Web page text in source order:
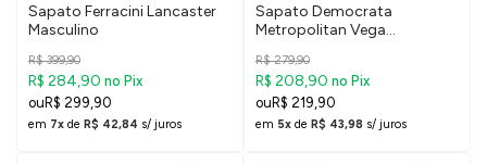
Sapato Ferracini Lancaster
Masculino
R$ 399,90
R$ 284,90 no Pix
R$ 299,90
em 7x de R$ 42,84 s/ juros
Sapato Democrata
Metropolitan Vega
R$ 279,90
R$ 208,90 no Pix
R$ 219,90
em 5x de R$ 43,98 s/ juros